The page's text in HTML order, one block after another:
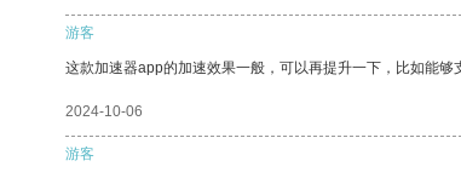
游客
这款加速器app的加速效果一般，可以再提升一下，比如能够
2024-10-06
游客